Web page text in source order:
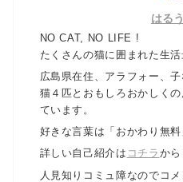
はる
NO CAT, NO LIFE !
たくさんの猫に囲まれた生活
広島県在住、アラフォー、子
猫４匹とおもしろおかしく
ています。
好きな言葉は「おかわり無料
詳しい自己紹介は コチラ から
人見知りコミュ障なのでコ